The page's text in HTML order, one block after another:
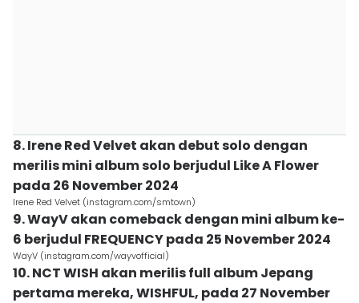
8. Irene Red Velvet akan debut solo dengan
merilis mini album solo berjudul Like A Flower
pada 26 November 2024
Irene Red Velvet (instagram.com/smtown)
9. WayV akan comeback dengan mini album ke-
6 berjudul FREQUENCY pada 25 November 2024
WayV (instagram.com/wayvofficial)
10. NCT WISH akan merilis full album Jepang
pertama mereka, WISHFUL, pada 27 November